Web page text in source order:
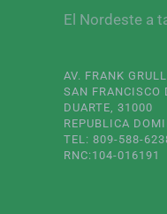
El Nordeste a
AV. FRANK
SAN FRANCISCO
DUARTE, 31000
REPUBLICA
TEL: 809-588-
RNC:104-016191